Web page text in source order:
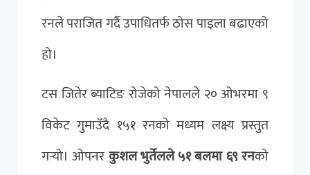
रनले पराजित गर्दै उपाधितर्फ ठोस पाइला बढाएको
हो।
टस जितेर ब्याटिङ रोजेको नेपालले २० ओभरमा ९
विकेट गुमाउँदै १५१ रनको मध्यम लक्ष्य प्रस्तुत
गर्‍यो। ओपनरकुशल भुर्तेलले ५१ बलमा ६९ रनको